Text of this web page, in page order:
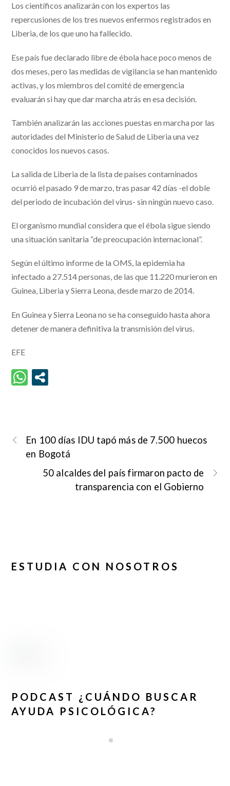
Los científicos analizarán con los expertos las
repercusiones de los tres nuevos enfermos registrados en
Liberia, de los que uno ha fallecido.
Ese país fue declarado libre de ébola hace poco menos de
dos meses, pero las medidas de vigilancia se han mantenido
activas, y los miembros del comité de emergencia
evaluarán si hay que dar marcha atrás en esa decisión.
También analizarán las acciones puestas en marcha por las
autoridades del Ministerio de Salud de Liberia una vez
conocidos los nuevos casos.
La salida de Liberia de la lista de países contaminados
ocurrió el pasado 9 de marzo, tras pasar 42 días -el doble
del periodo de incubación del virus- sin ningún nuevo caso.
El organismo mundial considera que el ébola sigue siendo
una situación sanitaria “de preocupación internacional”.
Según el último informe de la OMS, la epidemia ha
infectado a 27.514 personas, de las que 11.220 murieron en
Guinea, Liberia y Sierra Leona, desde marzo de 2014.
En Guinea y Sierra Leona no se ha conseguido hasta ahora
detener de manera definitiva la transmisión del virus.
EFE
En 100 días IDU tapó más de 7.500 huecos
en Bogotá
50 alcaldes del país firmaron pacto de
transparencia con el Gobierno
ESTUDIA CON NOSOTROS
PODCAST ¿CUÁNDO BUSCAR
AYUDA PSICOLÓGICA?